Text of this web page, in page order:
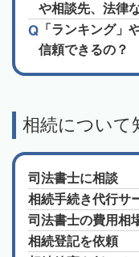
や相談先、法律
「ランキング」
信頼できるの？
相続について
司法書士に相談
相続手続き代行サ
司法書士の費用相
相続登記を依頼